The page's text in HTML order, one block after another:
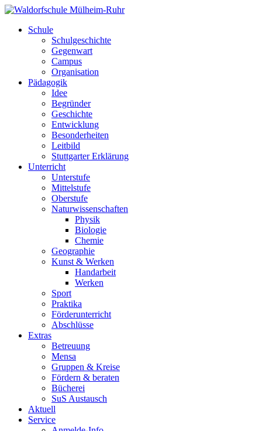
Schule
Schulgeschichte
Gegenwart
Campus
Organisation
Pädagogik
Idee
Begründer
Geschichte
Entwicklung
Besonderheiten
Leitbild
Stuttgarter Erklärung
Unterricht
Unterstufe
Mittelstufe
Oberstufe
Naturwissenschaften
Physik
Biologie
Chemie
Geographie
Kunst & Werken
Handarbeit
Werken
Sport
Praktika
Förderunterricht
Abschlüsse
Extras
Betreuung
Mensa
Gruppen & Kreise
Fördern & beraten
Bücherei
SuS Austausch
Aktuell
Service